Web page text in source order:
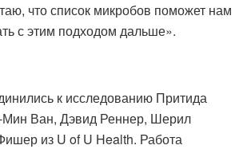
что список микробов поможет нам
с этим подходом дальше».
к исследованию Притида
Мин Ван, Дэвид Реннер, Шерил
из U of U Health. Работа